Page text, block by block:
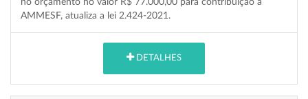
AMMESF, atualiza a lei 2.424-2021.
DETALHES